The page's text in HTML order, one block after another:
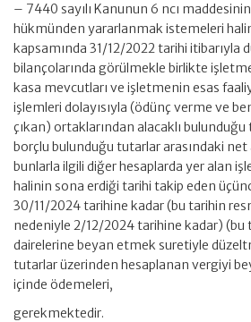
– 7440 sayılı Kanunun 6 ncı maddesinin
hükmünden yararlanmak istemeleri
kapsamında 31/12/2022 tarihi itibarıyla
bilançolarında görülmekle birlikte
kasa mevcutları ve işletmenin esas
işlemleri dolayısıyla (ödünç verme ve
çıkan) ortaklarından alacaklı
borçlu bulunduğu tutarlar arasındaki net
bunlarla ilgili diğer hesaplarda yer alan
halinin sona erdiği tarihi takip eden
30/11/2024 tarihine kadar (bu tarihin
nedeniyle 2/12/2024 tarihine kadar) (bu
dairelerine beyan etmek suretiyle
tutarlar üzerinden hesaplanan vergiyi
içinde ödemeleri,
gerekmektedir.